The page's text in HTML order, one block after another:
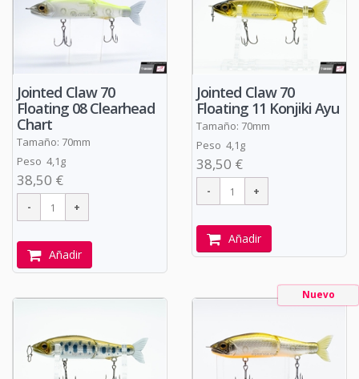
Jointed Claw 70
Floating 08 Clearhead
Chart
Tamaño: 70mm
Peso 4,1g
38,50 €
Añadir
Jointed Claw 70
Floating 11 Konjiki Ayu
Tamaño: 70mm
Peso 4,1g
38,50 €
Añadir
Nuevo